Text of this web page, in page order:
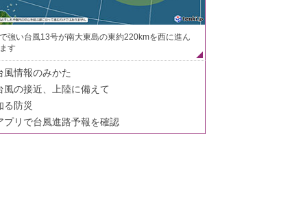
強い台風13号が南大東島の東約220kmを西に進ん
す
風情報のみかた
風の接近、上陸に備えて
る防災
プリで台風進路予報を確認